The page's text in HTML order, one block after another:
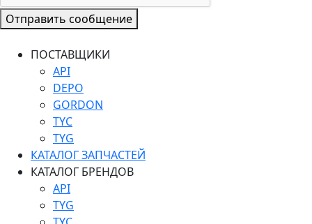
Отправить сообщение
ПОСТАВЩИКИ
API
DEPO
GORDON
TYC
TYG
КАТАЛОГ ЗАПЧАСТЕЙ
КАТАЛОГ БРЕНДОВ
API
TYG